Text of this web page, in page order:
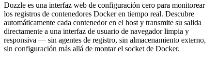
Dozzle es una interfaz web de configuración cero para monitorear
los registros de contenedores Docker en tiempo real. Descubre
automáticamente cada contenedor en el host y transmite su salida
directamente a una interfaz de usuario de navegador limpia y
responsiva — sin agentes de registro, sin almacenamiento externo,
sin configuración más allá de montar el socket de Docker.